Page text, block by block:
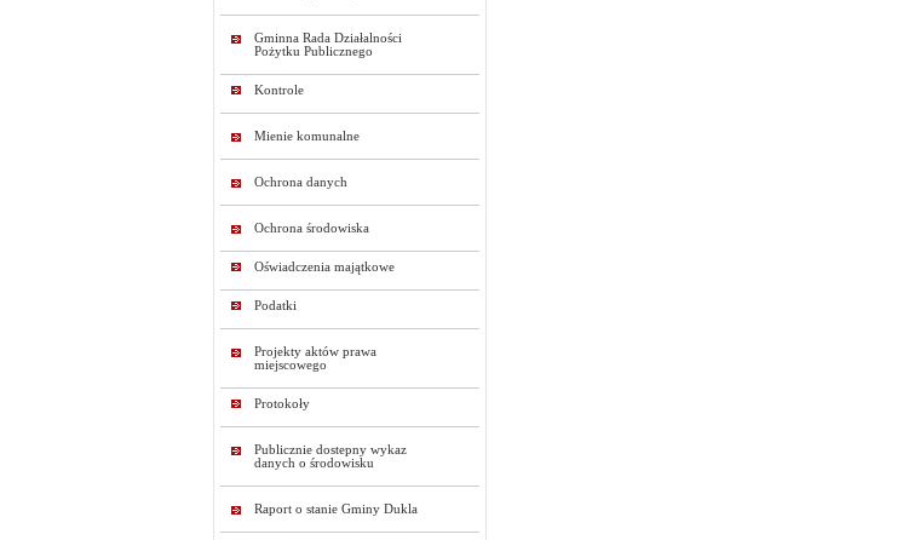
Gminna Rada Działalności
Pożytku Publicznego
Kontrole
Mienie komunalne
Ochrona danych
Ochrona środowiska
Oświadczenia majątkowe
Podatki
Projekty aktów prawa
miejscowego
Protokoły
Publicznie dostepny wykaz
danych o środowisku
Raport o stanie Gminy Dukla